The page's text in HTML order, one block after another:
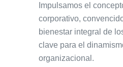
Impulsamos el
corporativo,
bienestar integral de
clave para el
organizacional.